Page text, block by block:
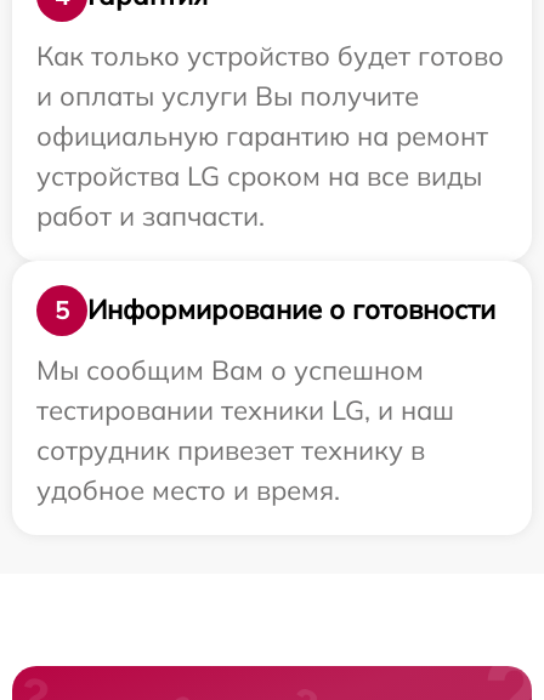
Как только устройство будет готово
и оплаты услуги Вы получите
официальную гарантию на ремонт
устройства LG сроком на все виды
работ и запчасти.
5
Информирование о готовности
Мы сообщим Вам о успешном
тестировании техники LG, и наш
сотрудник привезет технику в
удобное место и время.